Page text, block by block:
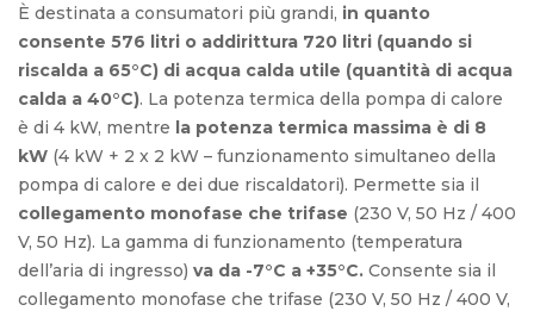
È destinata a consumatori più grandi, in quanto
consente 576 litri o addirittura 720 litri (quando si
riscalda a 65°C) di acqua calda utile (quantità di acqua
calda a 40°C). La potenza termica della pompa di calore
è di 4 kW, mentre la potenza termica massima è di 8
kW (4 kW + 2 x 2 kW – funzionamento simultaneo della
pompa di calore e dei due riscaldatori). Permette sia il
collegamento monofase che trifase (230 V, 50 Hz / 400
V, 50 Hz). La gamma di funzionamento (temperatura
dell’aria di ingresso) va da -7°C a +35°C. Consente sia il
collegamento monofase che trifase (230 V, 50 Hz / 400 V,